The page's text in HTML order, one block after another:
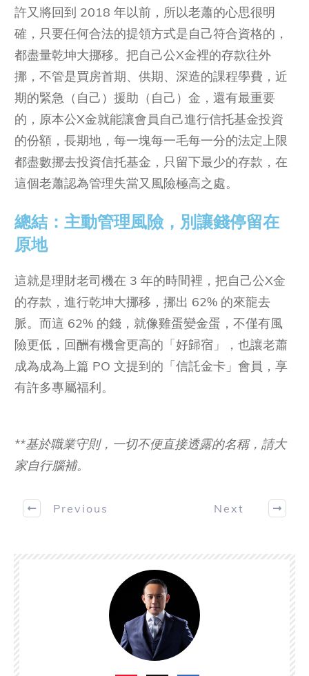
許又將回到 2018 年以前，所以老蕭的心思很明
確，只要任何合法的提領方式是自己符合資格的，
都盡量乾坤大挪移。把自己公X金裡的存款往外
挪，不管是買房首期、供期、深造的課程學費，近
期的緊急（自己）援助（自己）金，還有最重要
的，原本公X金就能讓會員自己進行信托基金投資
的份額，長期地，每一塊每一毛每一分的法定上限
都盡數挪去投資信托基金，只留下最少的存款，在
這個老蕭認為管理失當又風險極高之處。
總結：主動管理風險，別讓錢停留在
原地
這就是理財老司機在 3 年的時間裡，把自己公X金
的存款，進行乾坤大挪移，挪出 62% 的來龍去
脈。而這 62% 的錢，就像雞蛋變金蛋，不僅有風
險更低，回酬有機會更高的「好歸宿」，也讓老蕭
成為成為上篇 PO 文提到的「信託金卡」會員，享
有許多專屬福利。
**基於職業守則，一切不便直接透露的名稱，請大
家自行腦補。
Previous Next